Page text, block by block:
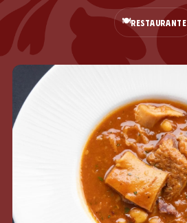
🍽️RESTAURANTE